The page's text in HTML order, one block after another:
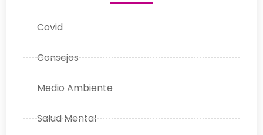
Covid
Consejos
Medio Ambiente
Salud Mental